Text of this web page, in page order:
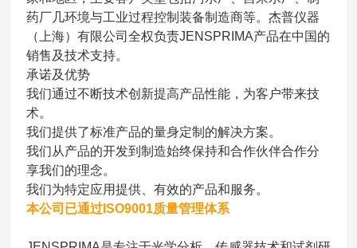
药厂几环境与工业过程控制装备制造商等。杰普仪器
（上海）有限公司全权负责JENSPRIMA产品在中国的
销售及技术支持。
承诺及优势
我们通过不断技术创新提高产品性能，为客户带来技
术。
我们提供了标准产品的量身定制的解决方案。
我们从产品的开发到制造始终保持和合作伙伴合作分
享我们的理念。
我们为特定应用提供、有效的产品和服务。
本公司已通过ISO9001质量管理体系